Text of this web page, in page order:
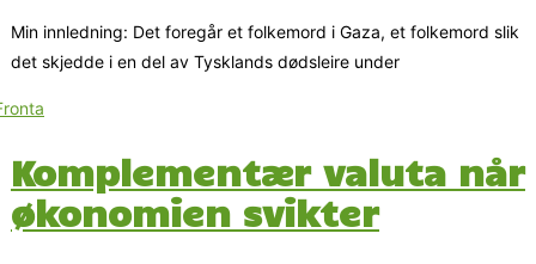
Min innledning: Det foregår et folkemord i Gaza, et folkemord slik
det skjedde i en del av Tysklands dødsleire under
Komplementær valuta når
økonomien svikter